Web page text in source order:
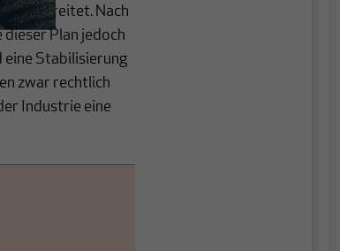
vorbereitet. Nach
Plan jedoch
eine Stabilisierung
zwar rechtlich
Industrie eine